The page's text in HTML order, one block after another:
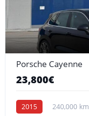
Porsche Cayenne
23,800€
2015 240,000 km